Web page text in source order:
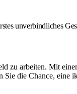
unverbindliches
zu arbeiten. Mit
die Chance, eine